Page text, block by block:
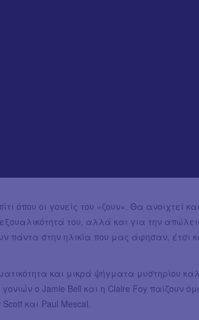
όπου οι γονείς του «ζουν». Θα ανοιχτεί
του, αλλά και για την
πάντα στην ηλικία που μας άφησαν, έτσι
και μικρά ψήγματα μυστηρίου
ο Jamie Bell και η Claire Foy παίζουν
και Paul Mescal.